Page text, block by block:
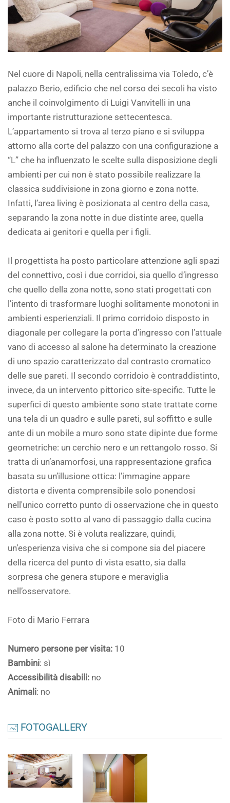
Nel cuore di Napoli, nella centralissima via Toledo, c’è
palazzo Berio, edificio che nel corso dei secoli ha visto
anche il coinvolgimento di Luigi Vanvitelli in una
importante ristrutturazione settecentesca.
L’appartamento si trova al terzo piano e si sviluppa
attorno alla corte del palazzo con una configurazione a
“L” che ha influenzato le scelte sulla disposizione degli
ambienti per cui non è stato possibile realizzare la
classica suddivisione in zona giorno e zona notte.
Infatti, l’area living è posizionata al centro della casa,
separando la zona notte in due distinte aree, quella
dedicata ai genitori e quella per i figli.
Il progettista ha posto particolare attenzione agli spazi
del connettivo, così i due corridoi, sia quello d’ingresso
che quello della zona notte, sono stati progettati con
l’intento di trasformare luoghi solitamente monotoni in
ambienti esperienziali. Il primo corridoio disposto in
diagonale per collegare la porta d’ingresso con l’attuale
vano di accesso al salone ha determinato la creazione
di uno spazio caratterizzato dal contrasto cromatico
delle sue pareti. Il secondo corridoio è contraddistinto,
invece, da un intervento pittorico site-specific. Tutte le
superfici di questo ambiente sono state trattate come
una tela di un quadro e sulle pareti, sul soffitto e sulle
ante di un mobile a muro sono state dipinte due forme
geometriche: un cerchio nero e un rettangolo rosso. Si
tratta di un’anamorfosi, una rappresentazione grafica
basata su un’illusione ottica: l’immagine appare
distorta e diventa comprensibile solo ponendosi
nell'unico corretto punto di osservazione che in questo
caso è posto sotto al vano di passaggio dalla cucina
alla zona notte. Si è voluta realizzare, quindi,
un’esperienza visiva che si compone sia del piacere
della ricerca del punto di vista esatto, sia dalla
sorpresa che genera stupore e meraviglia
nell’osservatore.
Foto di Mario Ferrara
Numero persone per visita: 10
Bambini: sì
Accessibilità disabili: no
Animali: no
FOTOGALLERY